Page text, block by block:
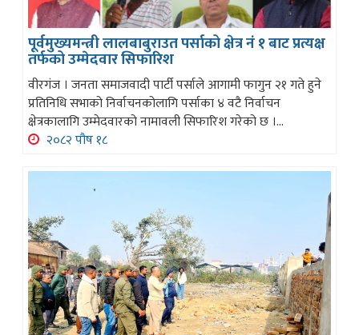
पूर्वमुख्यमन्त्री लालबाबुराउत पर्साको क्षेत्र नं १ बाट प्रत्यक्ष
तर्फको उम्मेदवार सिफारिश
वीरगंज । जनता समाजवादी पार्टी पर्साले आगामी फागुन २१ गते हुने
प्रतिनिधि सभाको निर्वाचनकोलागि पर्साका ४ वटै निर्वाचन
क्षेत्रकालागि उम्मेदवारको नामावली सिफारिश गरेको छ ।...
२०८२ पौष १८